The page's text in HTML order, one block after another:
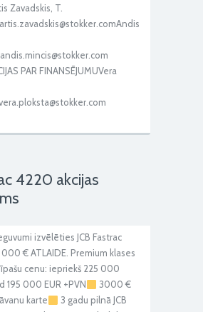
Zavadskis, T.
PAR FINANSĒJUMUVera
4220 akcijas
izvēlēties JCB Fastrac
€ ATLAIDE. Premium klases
cenu: iepriekš 225 000
195 000 EUR +PVN
3000 €
karte
3 gadu pilnā JCB